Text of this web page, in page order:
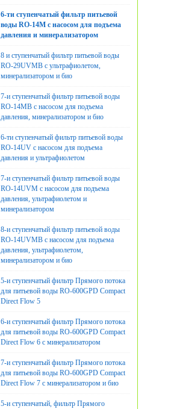
6-ти ступенчатый фильтр питьевой
воды RO-14M с насосом для подъема
давления и минерализатором
8 и ступенчатый фильтр питьевой воды
RO-29UVMB с ультрафиолетом,
минерализатором и био
7-и ступенчатый фильтр питьевой воды
RO-14MB с насосом для подъема
давления, минерализатором и био
6-ти ступенчатый фильтр питьевой воды
RO-14UV с насосом для подъема
давления и ультрафиолетом
7-и ступенчатый фильтр питьевой воды
RO-14UVМ с насосом для подъема
давления, ультрафиолетом и
минерализатором
8-и ступенчатый фильтр питьевой воды
RO-14UVМB с насосом для подъема
давления, ультрафиолетом,
минерализатором и био
5-и ступенчатый фильтр Прямого потока
для питьевой воды RO-600GPD Compact
Direct Flow 5
6-и ступенчатый фильтр Прямого потока
для питьевой воды RO-600GPD Compact
Direct Flow 6 с минерализатором
7-и ступенчатый фильтр Прямого потока
для питьевой воды RO-600GPD Compact
Direct Flow 7 с минерализатором и био
5-и ступенчатый, фильтр Прямого